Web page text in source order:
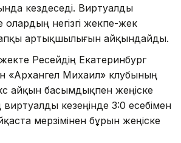
кездеседі. Виртуалды
олардың негізгі жекпе-жек
артықшылығын айқындайды.
Ресейдің Екатеринбург
«Архангел Михаил» клубының
айқын басымдықпен жеңіске
кезеңінде 3:0 есебімен
мерзімінен бұрын жеңіске